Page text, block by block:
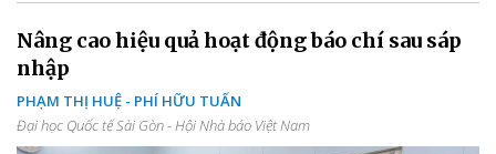
Nâng cao hiệu quả hoạt động báo chí sau sáp
nhập
PHẠM THỊ HUỆ - PHÍ HỮU TUẤN
Đại học Quốc tế Sài Gòn - Hội Nhà báo Việt Nam